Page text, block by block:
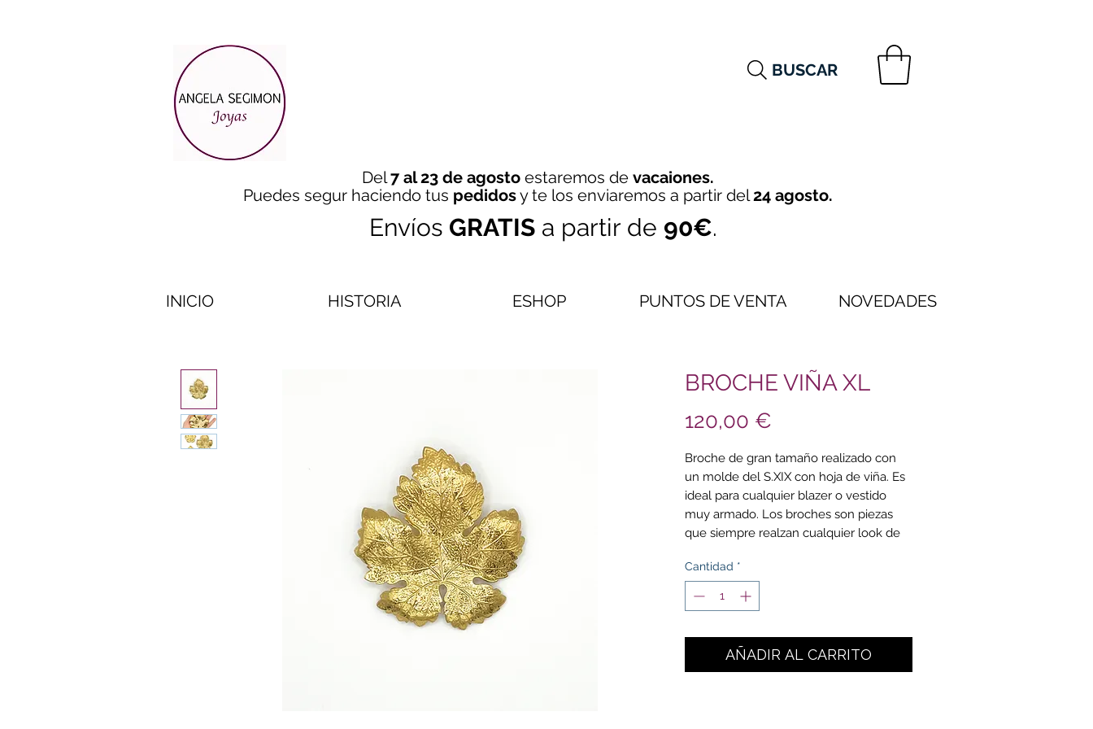
BUSCAR
Del7 al 23 de agosto estaremos de vacaiones.
Puedes segur haciendo tus pedidosy te los enviaremos a partir del24 agosto.
Envíos GRATIS a partir de 90€.
INICIO HISTORIA ESHOP PUNTOS DE VENTA NOVEDADES
BROCHE VIÑA XL
120,00 €
Broche de gran tamaño realizado con
un molde del S.XIX con hoja de viña. Es
ideal para cualquier blazer o vestido
muy armado. Los broches son piezas
que siempre realzan cualquier look de
Medidas: mide 8,5 cm de largo y
8 cm en su parte más ancha.
Recomendaciones: evitar contacto
Cantidad *
AÑADIR AL CARRITO